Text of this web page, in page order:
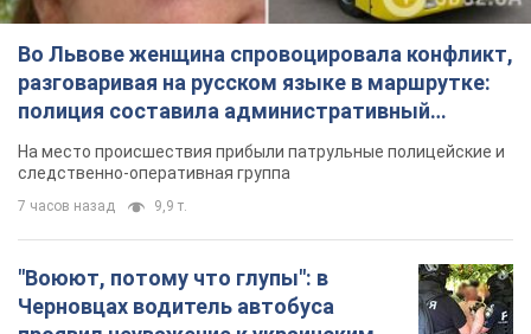
Во Львове женщина спровоцировала конфликт,
разговаривая на русском языке в маршрутке:
полиция составила административный
протокол. Видео
На место происшествия прибыли патрульные полицейские и
следственно-оперативная группа
7 часов назад 9,9 т.
"Воюют, потому что глупы": в
Черновцах водитель автобуса